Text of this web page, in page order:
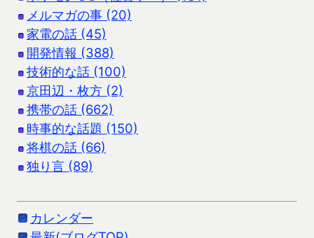
メルマガの事 (20)
家電の話 (45)
開発情報 (388)
技術的な話 (100)
京田辺・枚方 (2)
携帯の話 (662)
時事的な話題 (150)
将棋の話 (66)
独り言 (89)
カレンダー